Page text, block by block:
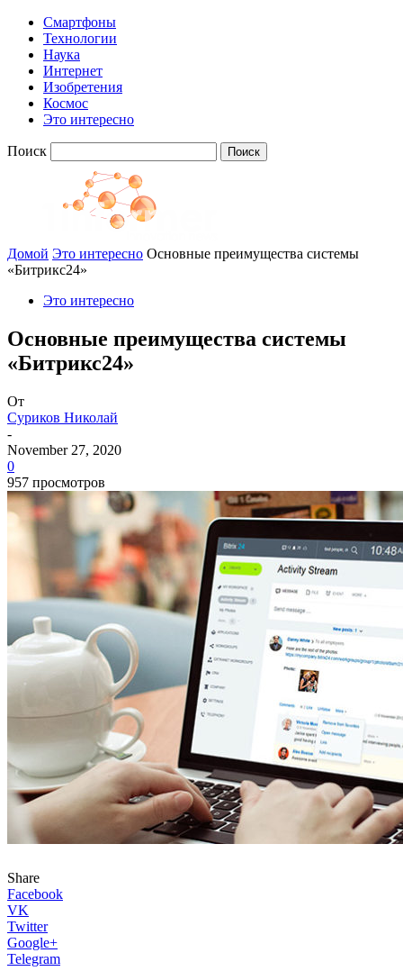
Смартфоны
Технологии
Наука
Интернет
Изобретения
Космос
Это интересно
Поиск
Домой Это интересно Основные преимущества системы
«Битрикс24»
Это интересно
Основные преимущества системы
«Битрикс24»
От
Суриков Николай
-
November 27, 2020
0
957 просмотров
Share
Facebook
VK
Twitter
Google+
Telegram